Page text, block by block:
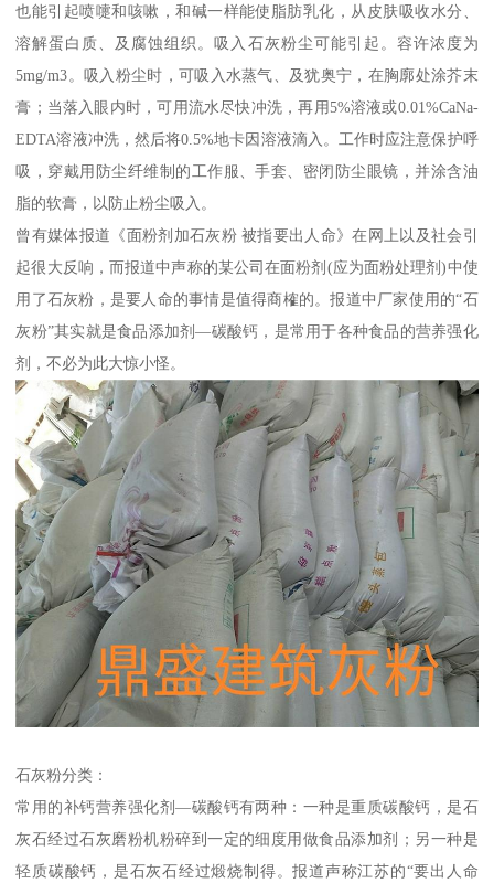
也能引起喷嚏和咳嗽，和碱一样能使脂肪乳化，从皮肤吸收水分、
溶解蛋白质、及腐蚀组织。吸入石灰粉尘可能引起。容许浓度为
5mg/m3。吸入粉尘时，可吸入水蒸气、及犹奥宁，在胸廓处涂芥末
膏；当落入眼内时，可用流水尽快冲洗，再用5%溶液或0.01%CaNa-
EDTA溶液冲洗，然后将0.5%地卡因溶液滴入。工作时应注意保护呼
吸，穿戴用防尘纤维制的工作服、手套、密闭防尘眼镜，并涂含油
脂的软膏，以防止粉尘吸入。
曾有媒体报道《面粉剂加石灰粉 被指要出人命》在网上以及社会引
起很大反响，而报道中声称的某公司在面粉剂(应为面粉处理剂)中使
用了石灰粉，是要人命的事情是值得商榷的。报道中厂家使用的“石
灰粉”其实就是食品添加剂—碳酸钙，是常用于各种食品的营养强化
剂，不必为此大惊小怪。
石灰粉分类：
常用的补钙营养强化剂—碳酸钙有两种：一种是重质碳酸钙，是石
灰石经过石灰磨粉机粉碎到一定的细度用做食品添加剂；另一种是
轻质碳酸钙，是石灰石经过煅烧制得。报道声称江苏的“要出人命